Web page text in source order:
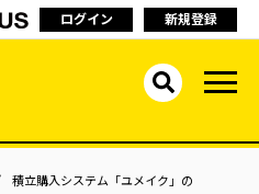
ログイン 新規登録
積立購入システム「ユメイク」の